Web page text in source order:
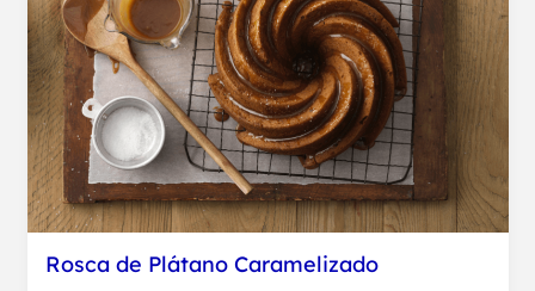
Rosca de Plátano Caramelizado